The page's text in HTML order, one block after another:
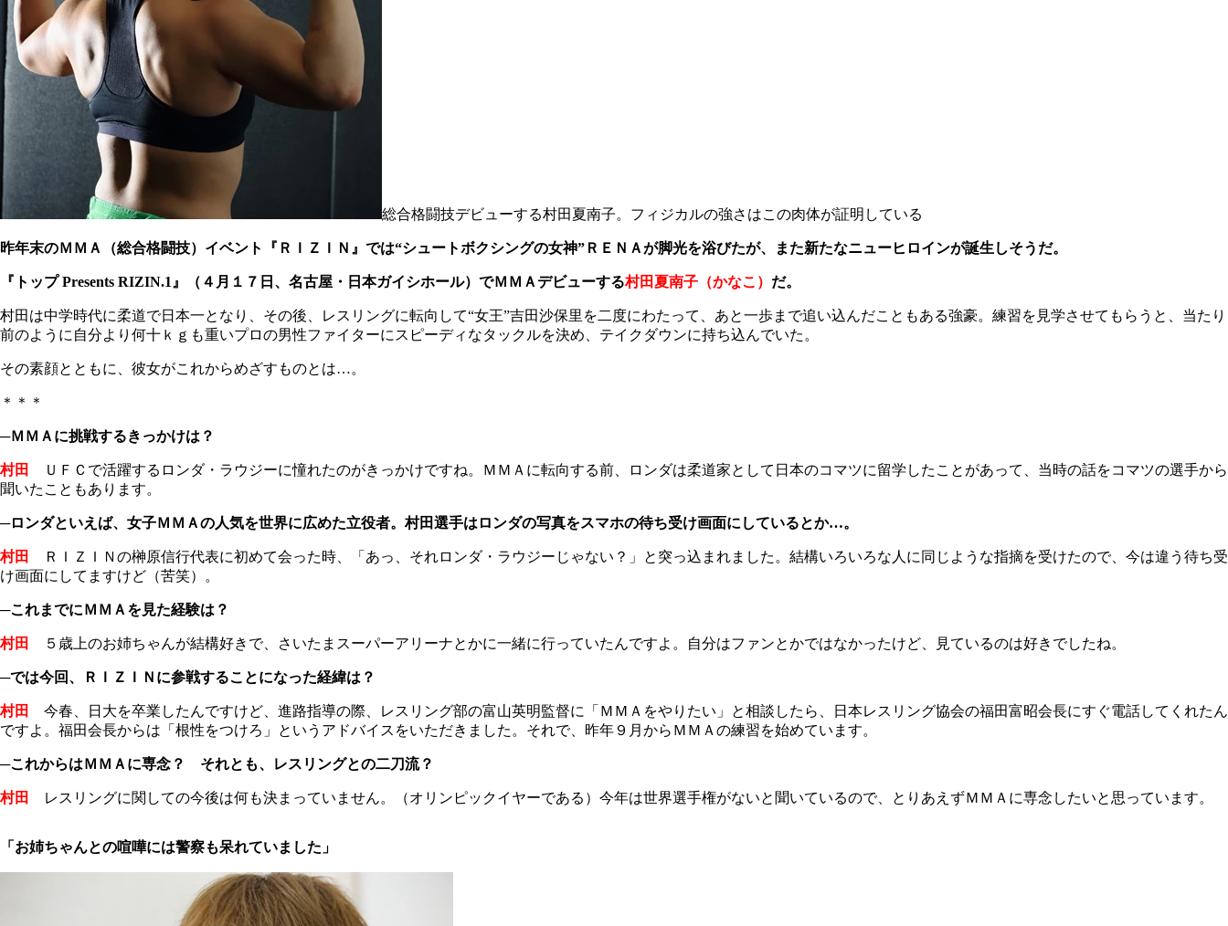
総合格闘技デビューする村田夏南子。フィジカルの強さはこの肉体が証明している
昨年末のＭＭＡ（総合格闘技）イベント『ＲＩＺＩＮ』では“シュートボクシングの女神”ＲＥＮＡが脚光を浴びたが、また新たなニューヒロインが誕生しそうだ。
『トップ Presents RIZIN.1』（４月１７日、名古屋・日本ガイシホール）でＭＭＡデビューする村田夏南子（かなこ） だ。
村田は中学時代に柔道で日本一となり、その後、レスリングに転向して“女王”吉田沙保里を二度にわたって、あと一歩まで追い込んだこともある強豪。練習を見学させてもらうと、当たり
前のように自分より何十ｋｇも重いプロの男性ファイターにスピーディなタックルを決め、テイクダウンに持ち込んでいた。
その素顔とともに、彼女がこれからめざすものとは…。
＊＊＊
─ＭＭＡに挑戦するきっかけは？
村田
ＵＦＣで活躍するロンダ・ラウジーに憧れたのがきっかけですね。ＭＭＡに転向する前、ロンダは柔道家として日本のコマツに留学したことがあって、当時の話をコマツの選手から
聞いたこともあります。
─ロンダといえば、女子ＭＭＡの人気を世界に広めた立役者。村田選手はロンダの写真をスマホの待ち受け画面にしているとか…。
村田
ＲＩＺＩＮの榊原信行代表に初めて会った時、「あっ、それロンダ・ラウジーじゃない？」と突っ込まれました。結構いろいろな人に同じような指摘を受けたので、今は違う待ち受
け画面にしてますけど（苦笑）。
─これまでにＭＭＡを見た経験は？
村田 ５歳上のお姉ちゃんが結構好きで、さいたまスーパーアリーナとかに一緒に行っていたんですよ。自分はファンとかではなかったけど、見ているのは好きでしたね。
─では今回、ＲＩＺＩＮに参戦することになった経緯は？
村田
今春、日大を卒業したんですけど、進路指導の際、レスリング部の富山英明監督に「ＭＭＡをやりたい」と相談したら、日本レスリング協会の福田富昭会長にすぐ電話してくれたん
ですよ。福田会長からは「根性をつけろ」というアドバイスをいただきました。それで、昨年９月からＭＭＡの練習を始めています。
─これからはＭＭＡに専念？ それとも、レスリングとの二刀流？
村田 レスリングに関しての今後は何も決まっていません。（オリンピックイヤーである）今年は世界選手権がないと聞いているので、とりあえずＭＭＡに専念したいと思っています。
「お姉ちゃんとの喧嘩には警察も呆れていました」